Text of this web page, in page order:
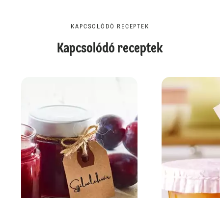
KAPCSOLÓDÓ RECEPTEK
Kapcsolódó receptek